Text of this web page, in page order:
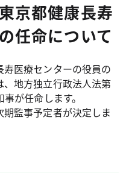
京都健康長寿
任命について
医療センターの役員の
地方独立行政法人法第
が任命します。
監事予定者が決定しま